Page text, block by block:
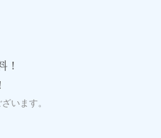
！
います。